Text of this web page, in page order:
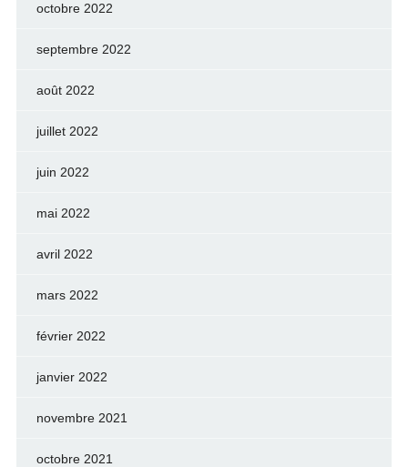
octobre 2022
septembre 2022
août 2022
juillet 2022
juin 2022
mai 2022
avril 2022
mars 2022
février 2022
janvier 2022
novembre 2021
octobre 2021